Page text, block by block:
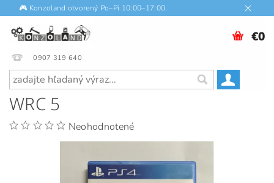
🎮 Konzoland otvorený Po–Pi 10:00–17:00.
0907 319 640
€0
WRC 5
Neohodnotené